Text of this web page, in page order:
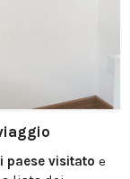
paese visitato e